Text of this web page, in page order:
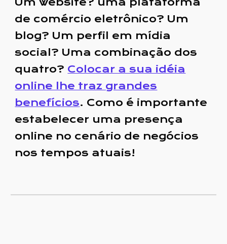
de comércio eletrônico? Um
blog? Um perfil em mídia
social? Uma combinação dos
quatro? Colocar a sua idéia
online lhe traz grandes
benefícios. Como é importante
estabelecer uma presença
online no cenário de negócios
nos tempos atuais!